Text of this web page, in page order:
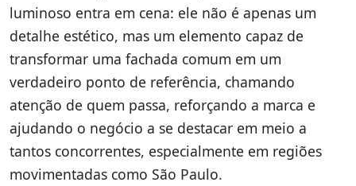
luminoso entra em cena: ele não é apenas um
detalhe estético, mas um elemento capaz de
transformar uma fachada comum em um
verdadeiro ponto de referência, chamando
atenção de quem passa, reforçando a marca e
ajudando o negócio a se destacar em meio a
tantos concorrentes, especialmente em regiões
movimentadas como São Paulo.